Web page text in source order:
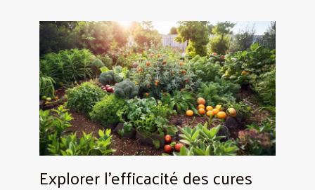
Explorer l'efficacité des cures